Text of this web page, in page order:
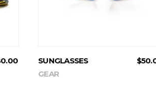
SUNGLASSES $
GEAR